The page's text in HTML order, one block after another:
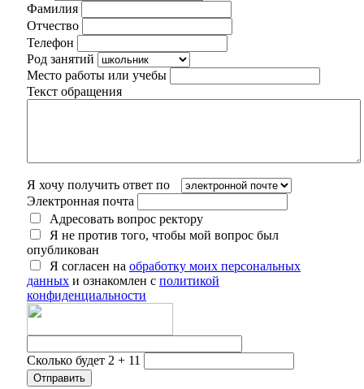
Фамилия
Отчество
Телефон
Род занятий
Место работы или учебы
Текст обращения
Я хочу получить ответ по
Электронная почта
Адресовать вопрос ректору
Я не против того, чтобы мой вопрос был
опубликован
Я согласен на обработку моих персональных
данных и ознакомлен с политикой
конфиденциальности
Сколько будет 2 + 11